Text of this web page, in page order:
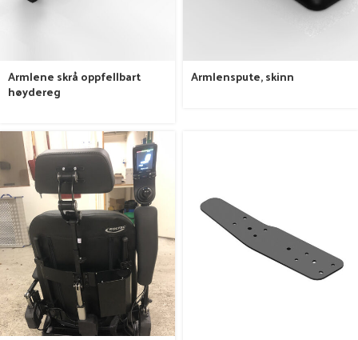
Armlene skrå oppfellbart
høydereg
Armlenspute, skinn